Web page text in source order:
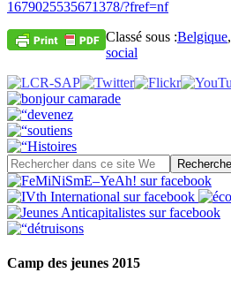
1679025535671378/?fref=nf
Classé sous :Belgique,
social
Camp des jeunes 2015